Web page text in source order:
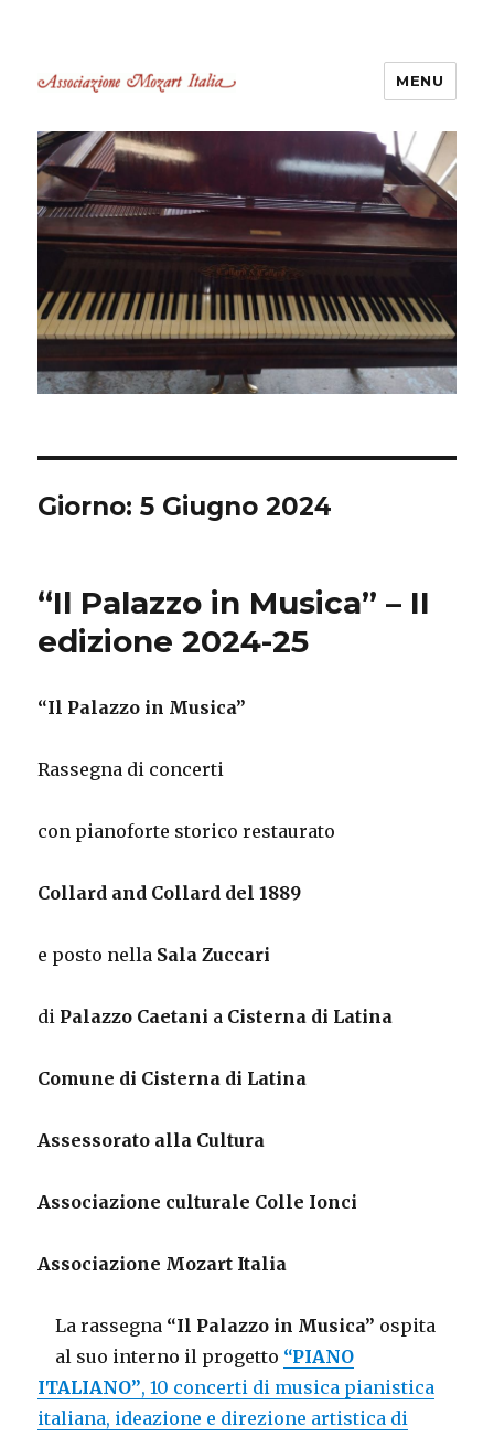
Associazione Mozart Italia
Castelli Romani
MENU
Giorno: 5 Giugno 2024
“Il Palazzo in Musica” – II
edizione 2024-25
“Il Palazzo in Musica”
Rassegna di concerti
con pianoforte storico restaurato
Collard and Collard del 1889
e posto nella Sala Zuccari
di Palazzo Caetani a Cisterna di Latina
Comune di Cisterna di Latina
Assessorato alla Cultura
Associazione culturale Colle Ionci
Associazione Mozart Italia
La rassegna “Il Palazzo in Musica” ospita
al suo interno il progetto “PIANO
ITALIANO”, 10 concerti di musica pianistica
italiana, ideazione e direzione artistica di